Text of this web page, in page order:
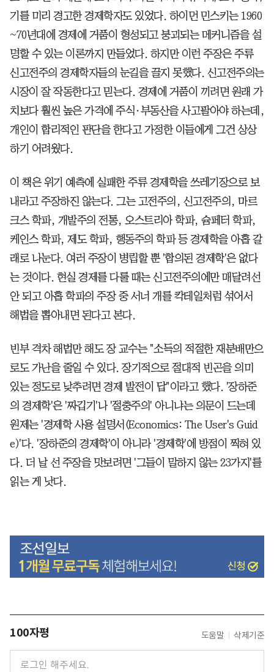
기를 미리 경고한 경제학자도 있었다. 하이먼 민스키는 1960
~70년대에 경제에 거품이 형성되고 붕괴되는 메커니즘을 설
명할 수 있는 이론까지 만들었다. 하지만 이런 주장은 주류
신고전주의 경제학자들의 눈길을 끌지 못했다. 신고전주의는
시장이 잘 작동한다고 믿는다. 경제에 거품이 끼려면 원래 가
치보다 훨씬 높은 가격에 주식·부동산을 사고팔아야 하는데,
개인이 합리적인 판단을 한다고 가정한 이들에게 그건 상상
하기 어려웠다.
이 책은 위기 예측에 실패한 주류 경제학을 쓰레기장으로 보
내라고 주장하진 않는다. 그는 고전주의, 신고전주의, 마르
크스 학파, 개발주의 전통, 오스트리아 학파, 슘페터 학파,
케인스 학파, 제도 학파, 행동주의 학파 등 경제학을 아홉 갈
래로 나눈다. 여러 주장이 병립할 뿐 '합의된 경제학'은 없다
는 것이다. 현실 경제를 다룰 때는 신고전주의에만 매달려선
안 되고 아홉 학파의 주장 중 서너 개를 칵테일처럼 섞어서
해법을 뽑아내면 된다고 본다.
빈부 격차 해법만 해도 장 교수는 "소득의 적절한 재분배만으
로도 가난을 줄일 수 있다. 장기적으로 절대적 빈곤을 의미
있는 정도로 낮추려면 경제 발전이 답"이라고 했다. '장하준
의 경제학'은 '짜깁기'나 '절충주의' 아니냐는 의문이 드는데
원제는 '경제학 사용 설명서(Economics: The User's Guid
e)'다. '장하준의 경제학'이 아니라 '경제학'에 방점이 찍혀 있
다. 더 날 선 주장을 맛보려면 '그들이 말하지 않는 23가지'를
읽는 게 낫다.
100자평 도움말 삭제기준